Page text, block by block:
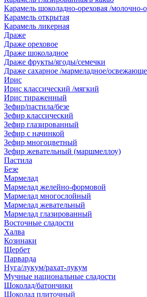
Карамель шоколадно-ореховая /молочно-
Карамель открытая
Карамель ликерная
Драже
Драже ореховое
Драже шоколадное
Драже фрукты/ягоды/семечки
Драже сахарное /мармеладное/
Ирис
Ирис классический /мягкий
Ирис тираженный
Зефир/пастила/безе
Зефир классический
Зефир глазированный
Зефир с начинкой
Зефир многоцветный
Зефир жевательный (маршмеллоу)
Пастила
Безе
Мармелад
Мармелад желейно-формовой
Мармелад многослойный
Мармелад жевательный
Мармелад глазированный
Восточные сладости
Халва
Козинаки
Щербет
Парварда
Нуга/лукум/рахат-лукум
Мучные национальные сладости
Шоколад/батончики
Шоколад плиточный